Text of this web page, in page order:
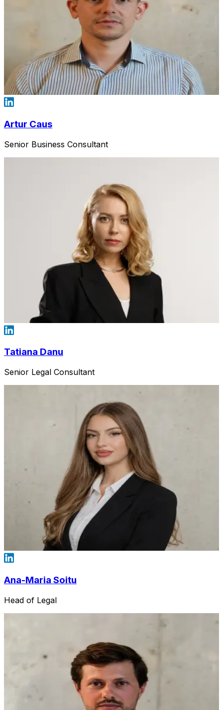
Artur Caus
Senior Business Consultant
Tatiana Danu
Senior Legal Consultant
Ana-Maria Soitu
Head of Legal